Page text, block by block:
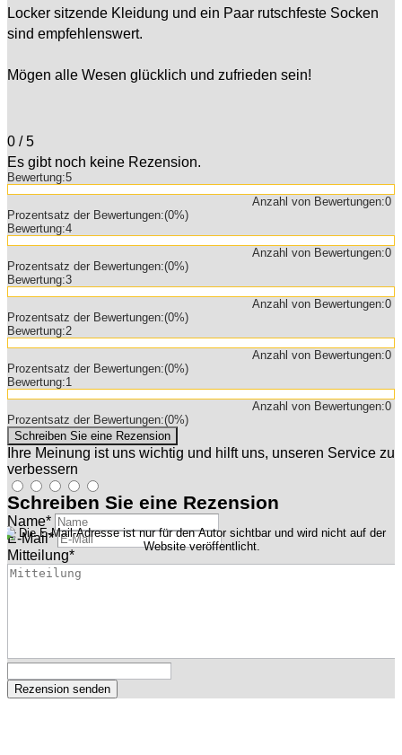
Locker sitzende Kleidung und ein Paar rutschfeste Socken
sind empfehlenswert.
Mögen alle Wesen glücklich und zufrieden sein!
0 /5
Es gibt noch keine Rezension.
Bewertung:5
Anzahl von Bewertungen:0
Prozentsatz der Bewertungen:(0%)
Bewertung:4
Anzahl von Bewertungen:0
Prozentsatz der Bewertungen:(0%)
Bewertung:3
Anzahl von Bewertungen:0
Prozentsatz der Bewertungen:(0%)
Bewertung:2
Anzahl von Bewertungen:0
Prozentsatz der Bewertungen:(0%)
Bewertung:1
Anzahl von Bewertungen:0
Prozentsatz der Bewertungen:(0%)
Ihre Meinung ist uns wichtig und hilft uns, unseren Service zu
verbessern
Schreiben Sie eine Rezension
Name*
E-Mail*
Mitteilung*